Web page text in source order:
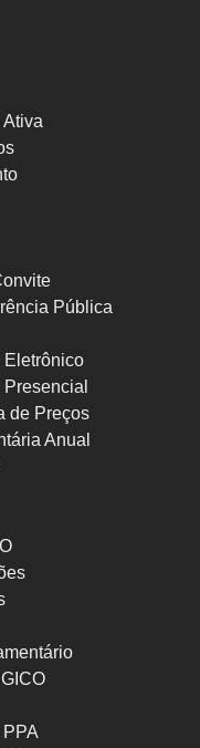
Pública
Eletrônico
de Preços
Anual